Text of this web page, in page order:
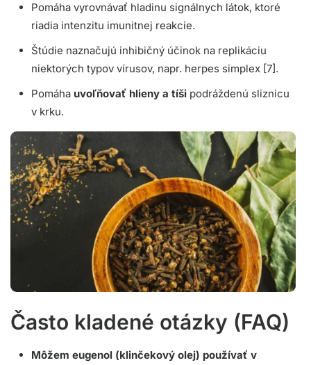
Pomáha vyrovnávať hladinu signálnych látok, ktoré
riadia intenzitu imunitnej reakcie.
Štúdie naznačujú inhibičný účinok na replikáciu
niektorých typov vírusov, napr. herpes simplex [7].
Pomáha uvoľňovať hlieny a tíši podráždenú sliznicu
v krku.
Často kladené otázky (FAQ)
Môžem eugenol (klinčekový olej) používať v